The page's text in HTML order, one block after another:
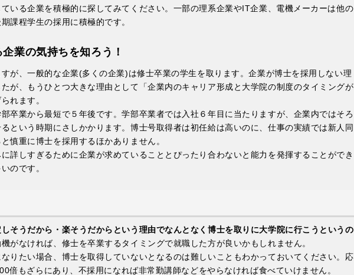
いる企業を積極的に探してみてください。一部の理系企業やIT企業、電機メーカーは他の
課程学生の採用に積極的です。
業の気持ちを知ろう！
が、一般的な企業(多くの企業)は修士卒業の学生を取ります。企業が博士を採用しない理
が、もうひとつ大きな理由として「企業内のキャリア形成と大学院の制度のタイミングが
れます。
卒業から最短で５年後です。学部卒業者では入社６年目に当たりますが、企業内ではそろ
という時期にさしかかります。博士号取得者は初任給は高いのに、仕事の実績では新人同
慎重に博士を採用するほかありません。
詳しすぎるために企業が求めていることとぴったり合わないと能力を発揮することができ
のです。
そうだから・楽そうだからという理由でなんとなく博士を取りに大学院に行こうというの
がなければ、修士を卒業するタイミングで就職した方が良いかもしれません。
りたい場合、博士を取得していないとなるのは難しいこともわかっておいてください。応
倍もざらにあり、不採用になれば非常勤講師などをやらなければ食べていけません。